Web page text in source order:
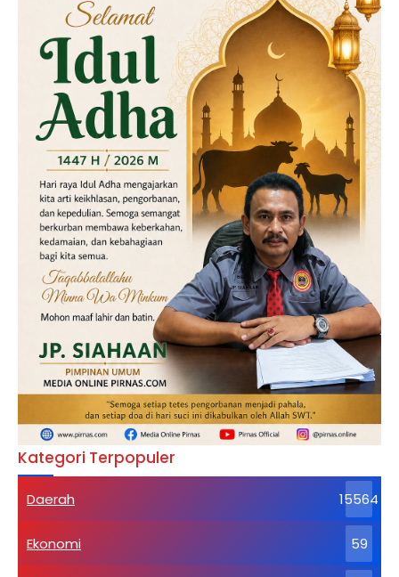
Kategori Terpopuler
Daerah 15564
Ekonomi 59